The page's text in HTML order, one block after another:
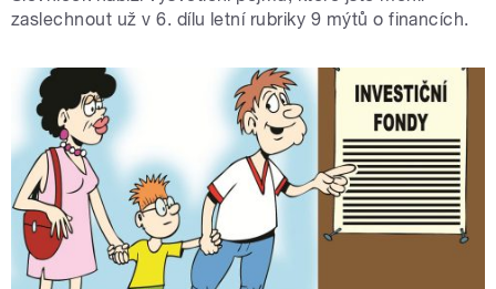
zaslechnout už v 6. dílu letní rubriky 9 mýtů o financích.